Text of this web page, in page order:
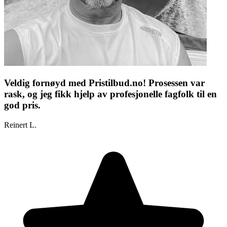
Veldig fornøyd med Pristilbud.no! Prosessen var
rask, og jeg fikk hjelp av profesjonelle fagfolk til en
god pris.
Reinert L.